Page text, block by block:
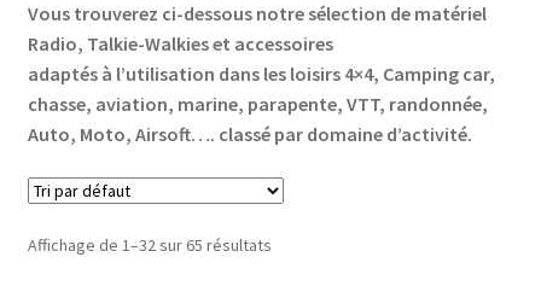
enfant
le
enfant
Accessoires & Antennes
le
menu
Par Secteur Activité
Ouvrir
Vous trouverez ci-dessous notre sélection de matériel
Radio, Talkie-Walkies et accessoires
adaptés à l’utilisation dans les loisirs 4×4, Camping car,
chasse, aviation, marine, parapente, VTT, randonnée,
Auto, Moto, Airsoft…. classé par domaine d’activité.
Affichage de 1–32 sur 65 résultats